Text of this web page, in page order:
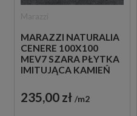
MARAZZI NATURALIA
CENERE 100X100
MEV7 SZARA PŁYTKA
IMITUJĄCA KAMIEŃ
235,00 zł m2